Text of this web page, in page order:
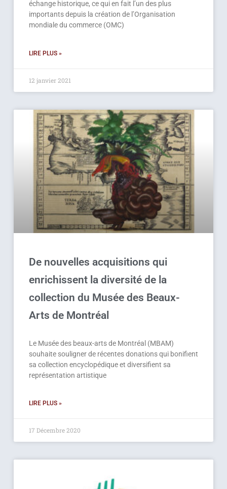
échange historique, ce qui en fait l’un des plus
importants depuis la création de l’Organisation
mondiale du commerce (OMC)
LIRE PLUS »
12 janvier 2021
De nouvelles acquisitions qui
enrichissent la diversité de la
collection du Musée des Beaux-
Arts de Montréal
Le Musée des beaux-arts de Montréal (MBAM)
souhaite souligner de récentes donations qui bonifient
sa collection encyclopédique et diversifient sa
représentation artistique
LIRE PLUS »
17 Décembre 2020